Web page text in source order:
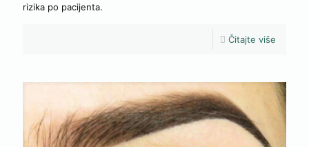
rizika po pacijenta.
Čitajte više